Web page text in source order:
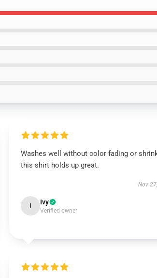
Washes well without color fading or
this shirt holds up great.
Nov
I Ivy
Verified owner